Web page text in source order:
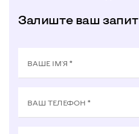
Залиште ваш запит
ВАШЕ ІМ'Я *
ВАШ ТЕЛЕФОН *